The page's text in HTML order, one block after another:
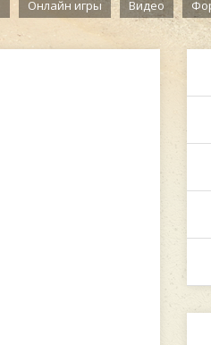
Онлайн игры Видео